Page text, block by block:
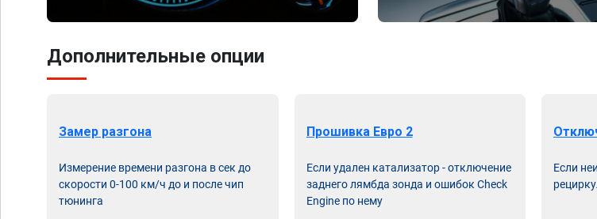
Дополнительные опции
Замер разгона
Измерение времени разгона в сек до
скорости 0-100 км/ч до и после чип
тюнинга
Прошивка Евро 2
Если удален катализатор - отключение
заднего лямбда зонда и ошибок Check
Engine по нему
Если